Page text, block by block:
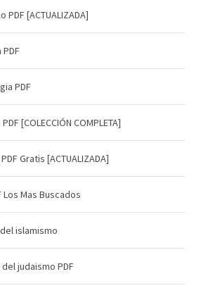
[ACTUALIZADA]
PDF
[COLECCIÓN COMPLETA]
Gratis [ACTUALIZADA]
Los Mas Buscados
islamismo
judaismo PDF